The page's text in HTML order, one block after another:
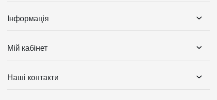
Інформація
Мій кабінет
Наші контакти